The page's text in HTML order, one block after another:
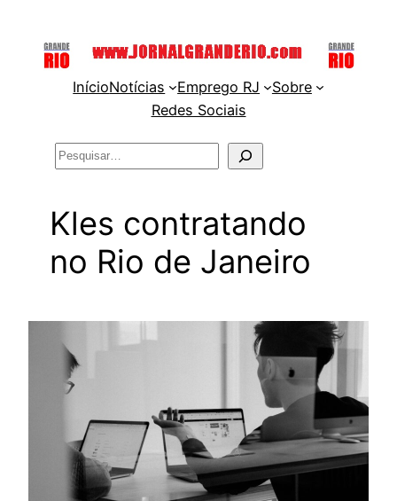
InícioNotícias Emprego RJ
Sobre
Redes Sociais
Pesquisar
Kles contratando
no Rio de Janeiro